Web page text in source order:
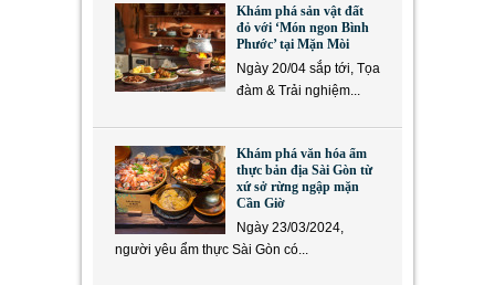
Khám phá sản vật đất
đỏ với ‘Món ngon Bình
Phước’ tại Mặn Mòi
Ngày 20/04 sắp tới, Tọa
đàm & Trải nghiệm...
Khám phá văn hóa ẩm
thực bản địa Sài Gòn từ
xứ sở rừng ngập mặn
Cần Giờ
Ngày 23/03/2024,
người yêu ẩm thực Sài Gòn có...